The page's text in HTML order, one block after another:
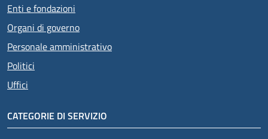
Enti e fondazioni
Organi di governo
Personale amministrativo
Politici
Uffici
CATEGORIE DI SERVIZIO